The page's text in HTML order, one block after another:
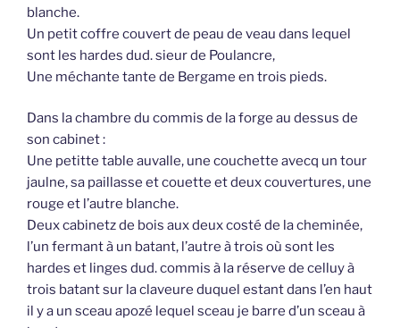
blanche.
Un petit coffre couvert de peau de veau dans lequel
sont les hardes dud. sieur de Poulancre,
Une méchante tante de Bergame en trois pieds.
Dans la chambre du commis de la forge au dessus de
son cabinet :
Une petitte table auvalle, une couchette avecq un tour
jaulne, sa paillasse et couette et deux couvertures, une
rouge et l’autre blanche.
Deux cabinetz de bois aux deux costé de la cheminée,
l’un fermant à un batant, l’autre à trois où sont les
hardes et linges dud. commis à la réserve de celluy à
trois batant sur la claveure duquel estant dans l’en haut
il y a un sceau apozé lequel sceau je barre d’un sceau à